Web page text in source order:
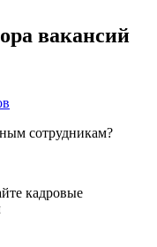
вакансий
сотрудникам?
кадровые